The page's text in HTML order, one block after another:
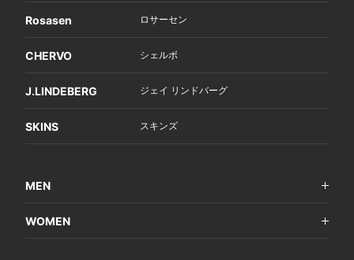
Rosasen ロサーセン
CHERVO シェルボ
J.LINDEBERG ジェイ リンドバーグ
SKINS スキンズ
MEN
WOMEN